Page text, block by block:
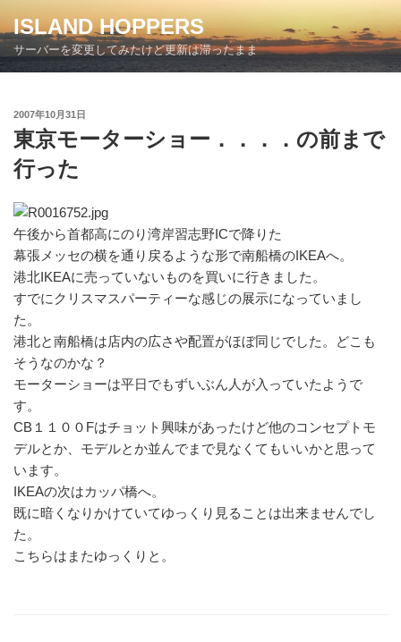
ン
ン
ISLAND HOPPERS
サーバーを変更してみたけど更新は滞ったまま
投
稿
日:
2007年10月31日
東京モーターショー．．．．の前まで
行った
午後から首都高にのり湾岸習志野ICで降りた
幕張メッセの横を通り戻るような形で南船橋のIKEAへ。
港北IKEAに売っていないものを買いに行きました。
すでにクリスマスパーティーな感じの展示になっていまし
た。
港北と南船橋は店内の広さや配置がほぼ同じでした。どこも
そうなのかな？
モーターショーは平日でもずいぶん人が入っていたようで
す。
CB１１００Fはチョット興味があったけど他のコンセプトモ
デルとか、モデルとか並んでまで見なくてもいいかと思って
います。
IKEAの次はカッパ橋へ。
既に暗くなりかけていてゆっくり見ることは出来ませんでし
た。
こちらはまたゆっくりと。